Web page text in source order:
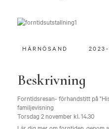
HÄRNÖSAND
Beskrivning
Forntidsresan- förhandstitt på
familjevisning
Torsdag 2 november kl. 14.30